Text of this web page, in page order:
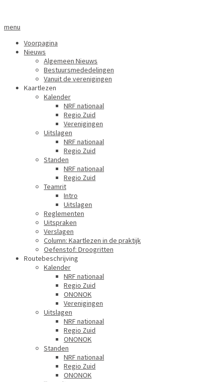
menu
Voorpagina
Nieuws
Algemeen Nieuws
Bestuursmededelingen
Vanuit de verenigingen
Kaartlezen
Kalender
NRF nationaal
Regio Zuid
Verenigingen
Uitslagen
NRF nationaal
Regio Zuid
Standen
NRF nationaal
Regio Zuid
Teamrit
Intro
Uitslagen
Reglementen
Uitspraken
Verslagen
Column: Kaartlezen in de praktijk
Oefenstof: Droogritten
Routebeschrijving
Kalender
NRF nationaal
Regio Zuid
ONONOK
Verenigingen
Uitslagen
NRF nationaal
Regio Zuid
ONONOK
Standen
NRF nationaal
Regio Zuid
ONONOK